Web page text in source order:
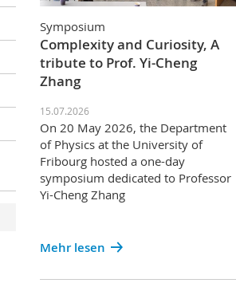
Symposium
Complexity and Curiosity, A
tribute to Prof. Yi-Cheng
Zhang
15.07.2026
On 20 May 2026, the Department
of Physics at the University of
Fribourg hosted a one-day
symposium dedicated to Professor
Yi-Cheng Zhang
Mehr lesen